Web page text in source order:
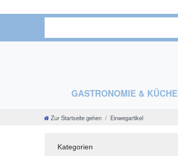
GASTRONOMIE & KÜCHE
Zur Startseite gehen Einwegartikel
Kategorien